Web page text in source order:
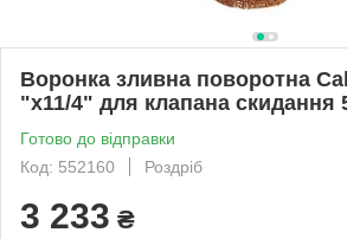
Воронка зливна поворотна
"x11/4" для клапана скидання
Готово до відправки
Код: 552160
Роздріб
3 233 ₴